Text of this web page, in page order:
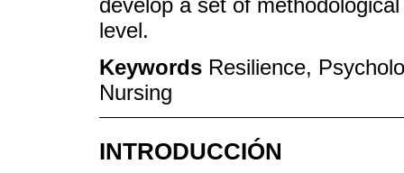
develop a set of
level.
Keywords Resilience,
Nursing
INTRODUCCIÓN